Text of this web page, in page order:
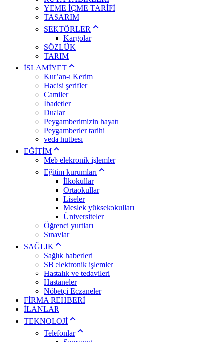
YEME İÇME TARİFİ
TASARIM
SEKTÖRLER
Kargolar
SÖZLÜK
TARIM
İSLAMİYET
Kur’an-ı Kerim
Hadisi şerifler
Camiler
İbadetler
Dualar
Peygamberimizin hayatı
Peygamberler tarihi
veda hutbesi
EĞİTİM
Meb elekronik işlemler
Eğitim kurumları
İlkokullar
Ortaokullar
Liseler
Meslek yüksekokulları
Üniversiteler
Öğrenci yurtları
Sınavlar
SAĞLIK
Sağlık haberleri
SB elektronik işlemler
Hastalık ve tedavileri
Hastaneler
Nöbetçi Eczaneler
FİRMA REHBERİ
İLANLAR
TEKNOLOJİ
Telefonlar